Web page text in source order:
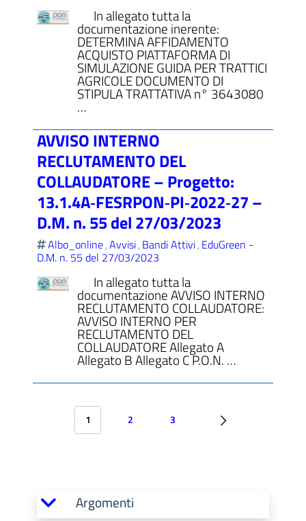
In allegato tutta la
documentazione inerente:
DETERMINA AFFIDAMENTO
ACQUISTO PIATTAFORMA DI
SIMULAZIONE GUIDA PER TRATTICI
AGRICOLE DOCUMENTO DI
STIPULA TRATTATIVA n° 3643080
…
AVVISO INTERNO
RECLUTAMENTO DEL
COLLAUDATORE – Progetto:
13.1.4A‐FESRPON‐PI‐2022‐27 –
D.M. n. 55 del 27/03/2023
Albo_online,Avvisi, Bandi Attivi, EduGreen -
D.M. n. 55 del 27/03/2023
In allegato tutta la
documentazione AVVISO INTERNO
RECLUTAMENTO COLLAUDATORE:
AVVISO INTERNO PER
RECLUTAMENTO DEL
COLLAUDATORE Allegato A
Allegato B Allegato C P.O.N. …
1 2 3
Argomenti